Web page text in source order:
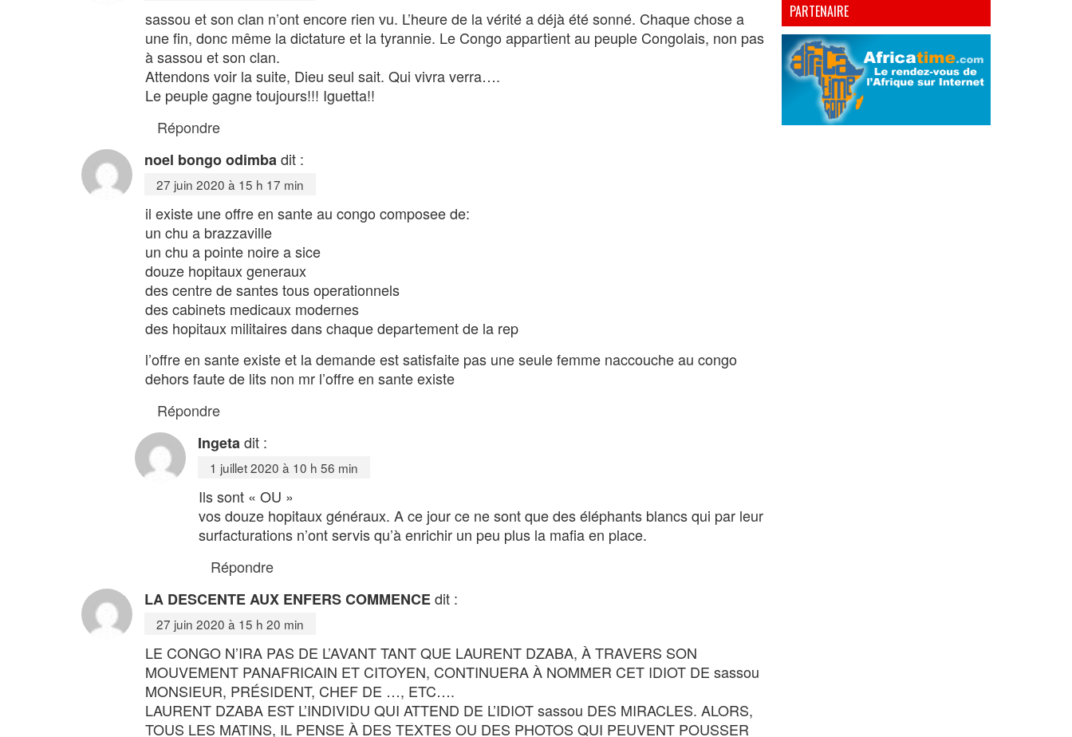
sassou et son clan n’ont encore rien vu. L’heure de la vérité a déjà été sonné. Chaque chose a
une fin, donc même la dictature et la tyrannie. Le Congo appartient au peuple Congolais, non pas
à sassou et son clan.
Attendons voir la suite, Dieu seul sait. Qui vivra verra….
Le peuple gagne toujours!!! Iguetta!!
Répondre
noel bongo odimbadit :
27 juin 2020 à 15 h 17 min
il existe une offre en sante au congo composee de:
un chu a brazzaville
un chu a pointe noire a sice
douze hopitaux generaux
des centre de santes tous operationnels
des cabinets medicaux modernes
des hopitaux militaires dans chaque departement de la rep
l’offre en sante existe et la demande est satisfaite pas une seule femme naccouche au congo
dehors faute de lits non mr l’offre en sante existe
Répondre
Ingetadit :
1 juillet 2020 à 10 h 56 min
Ils sont « OU »
vos douze hopitaux généraux. A ce jour ce ne sont que des éléphants blancs qui par leur
surfacturations n’ont servis qu’à enrichir un peu plus la mafia en place.
Répondre
LA DESCENTE AUX ENFERS COMMENCEdit :
27 juin 2020 à 15 h 20 min
LE CONGO N’IRA PAS DE L’AVANT TANT QUE LAURENT DZABA, À TRAVERS SON
MOUVEMENT PANAFRICAIN ET CITOYEN, CONTINUERA À NOMMER CET IDIOT DE sassou
MONSIEUR, PRÉSIDENT, CHEF DE …, ETC….
LAURENT DZABA EST L’INDIVIDU QUI ATTEND DE L’IDIOT sassou DES MIRACLES. ALORS,
TOUS LES MATINS, IL PENSE À DES TEXTES OU DES PHOTOS QUI PEUVENT POUSSER
PARTENAIRE